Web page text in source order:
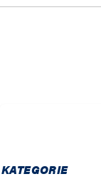
KATEGORIE